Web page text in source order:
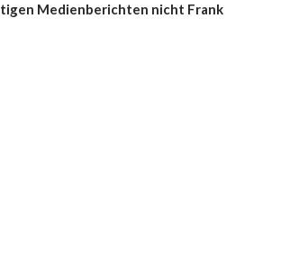
Medienberichten nicht Frank